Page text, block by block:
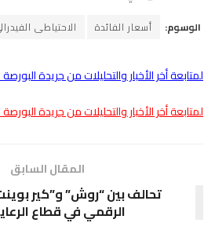
الوسوم: أسعار الفائدة الاحتياطى
لمتابعة أخر الأخبار والتحليلات من جريدة
لمتابعة أخر الأخبار والتحليلات من جريدة
المقال السابق
تحالف بين “روش” و”كير
الرقمي في قطاع